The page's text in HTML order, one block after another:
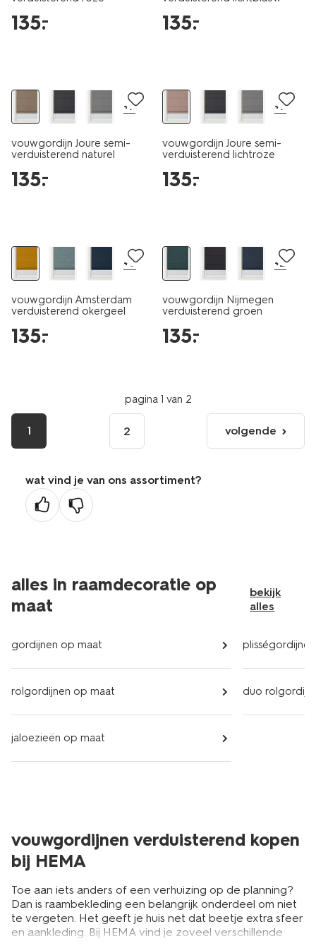
135.
– 135.
–
+7
vouwgordijn Joure semi-
verduisterend naturel
135.
–
+7
vouwgordijn Joure semi-
verduisterend lichtroze
135.
–
+8
vouwgordijn Amsterdam
verduisterend okergeel
135.
–
+2
vouwgordijn Nijmegen
verduisterend groen
135.
–
pagina 1 van 2
1 2
volgende
pagina
volgende
wat vind je van ons assortiment?
alles in raamdecoratie op
maat
bekijk
alles
gordijnen op maat
rolgordijnen op maat
jaloezieën op maat
duo
vouwgordijnen verduisterend kopen
bij HEMA
Toe aan iets anders of een verhuizing op de planning?
Dan is raambekleding een belangrijk onderdeel om niet
te vergeten. Het geeft je huis net dat beetje extra sfeer
en aankleding. Bij HEMA vind je zoveel verschillende